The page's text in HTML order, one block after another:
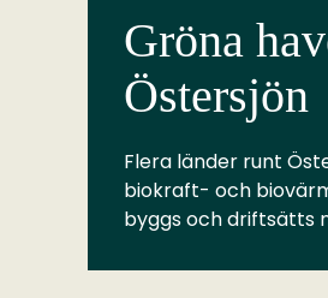
Gröna
Östersjön
Flera länder runt
biokraft- och
byggs och driftsätts